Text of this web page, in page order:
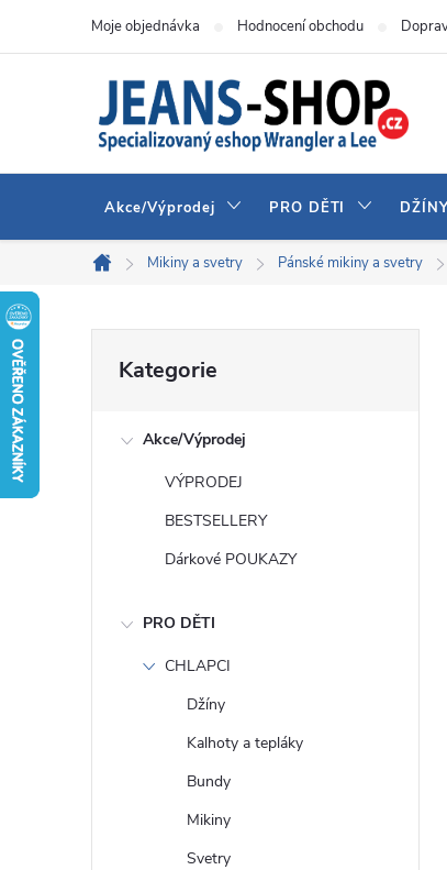
Moje objednávka Hodnocení obchodu
Akce/Výprodej PRO DĚTI
Domů
Mikiny a svetry Pánské mikiny a svetry
kategorie
Kategorie
Akce/Výprodej
VÝPRODEJ
BESTSELLERY
Dárkové POUKAZY
PRO DĚTI
CHLAPCI
Džíny
Kalhoty a tepláky
Bundy
Mikiny
Svetry